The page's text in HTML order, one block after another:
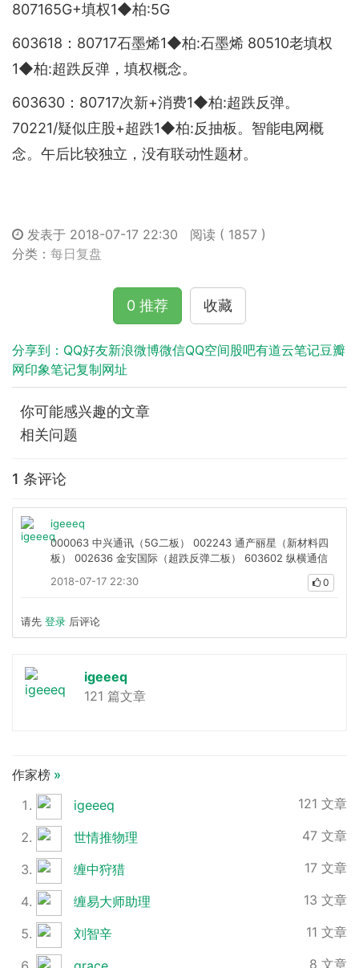
807165G+填权1◆柏:5G
603618：80717石墨烯1◆柏:石墨烯 80510老填权
1◆柏:超跌反弹，填权概念。
603630：80717次新+消费1◆柏:超跌反弹。
70221/疑似庄股+超跌1◆柏:反抽板。智能电网概
念。午后比较独立，没有联动性题材。
发表于 2018-07-17 22:30
阅读 ( 1857 )
分类： 每日复盘
0 推荐 收藏
分享到： QQ好友新浪微博微信QQ空间股吧有道云笔记豆瓣
网印象笔记复制网址
你可能感兴趣的文章
相关问题
1 条评论
igeeeq
000063 中兴通讯（5G二板） 002243 通产丽星（新材料四
板） 002636 金安国际（超跌反弹二板） 603602 纵横通信
2018-07-17 22:30
0
请先 登录 后评论
igeeeq
121 篇文章
作家榜 »
igeeeq
121 文章
世情推物理 47 文章
缠中狩猎 17 文章
缠易大师助理 13 文章
刘智辛 11 文章
8 文章